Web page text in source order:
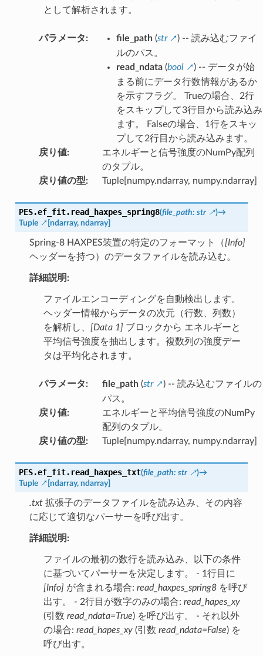
として解析されます。
パラメータ: file_path(str
) -- 読み込むファイ
ルのパス。
read_ndata(bool
) -- データが始
まる前にデータ行数情報があるか
を示すフラグ。 Trueの場合、2行
をスキップして3行目から読み込み
ます。 Falseの場合、1行をスキッ
プして2行目から読み込みます。
戻り値:
エネルギーと信号強度のNumPy配列
のタプル。
戻り値の型: Tuple[numpy.ndarray, numpy.ndarray]
PES.ef_fit. read_haxpes_spring8(file_path: str )→
Tuple
[ndarray, ndarray]
Spring-8 HAXPES装置の特定のフォーマット（[Info]
ヘッダーを持つ）のデータファイルを読み込む。
詳細説明:
ファイルエンコーディングを自動検出します。
ヘッダー情報からデータの次元（行数、列数）
を解析し、 [Data 1] ブロックから エネルギーと
平均信号強度を抽出します。複数列の強度デー
タは平均化されます。
パラメータ: file_path(str
) -- 読み込むファイルの
パス。
戻り値:
エネルギーと平均信号強度のNumPy
配列のタプル。
戻り値の型: Tuple[numpy.ndarray, numpy.ndarray]
PES.ef_fit. read_haxpes_txt(file_path: str )→
Tuple
[ndarray, ndarray]
.txt拡張子のデータファイルを読み込み、その内容
に応じて適切なパーサーを呼び出す。
詳細説明:
ファイルの最初の数行を読み込み、以下の条件
に基づいてパーサーを決定します。 - 1行目に
[Info] が含まれる場合: read_haxpes_spring8を呼び
出す。 - 2行目が数字のみの場合: read_hapes_xy
(引数 read_ndata=True) を呼び出す。 - それ以外
の場合: read_hapes_xy(引数 read_ndata=False) を
呼び出す。